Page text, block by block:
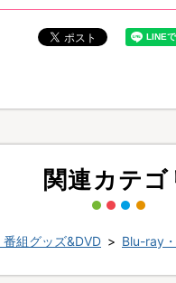
関連カテゴ
番組グッズ&DVD > Blu-ray